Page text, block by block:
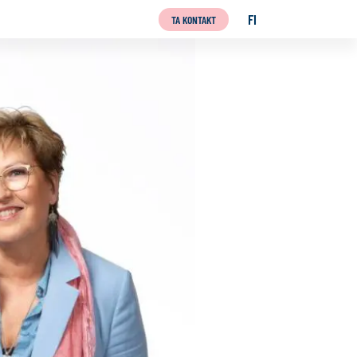
TA KONTAKT FI
SUOMI